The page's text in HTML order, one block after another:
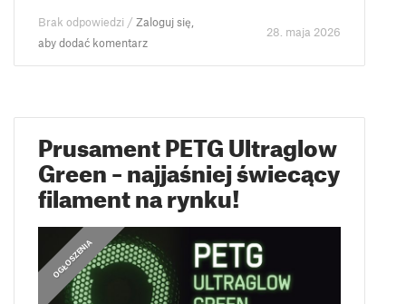
Brak odpowiedzi /Zaloguj się,
aby dodać komentarz
28. maja 2026
Prusament PETG Ultraglow
Green – najjaśniej świecący
filament na rynku!
OGŁOSZENIA
OGŁOSZENIA